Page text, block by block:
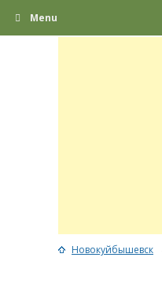
Menu
Новокуйбышевск